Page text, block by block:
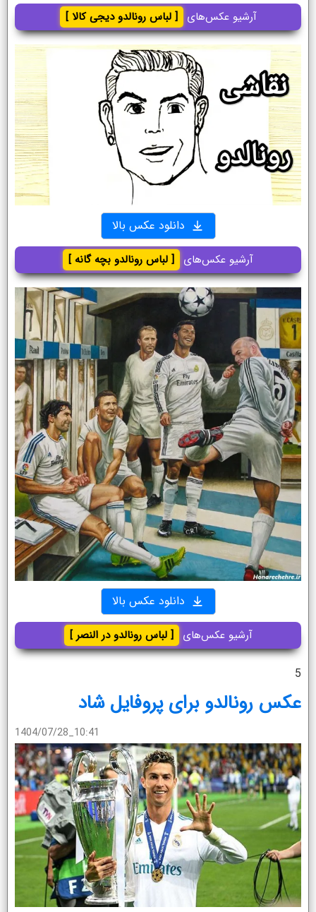
آرشیو عکس‌های [ لباس رونالدو دیجی کالا ]
دانلود عکس بالا
آرشیو عکس‌های [ لباس رونالدو بچه گانه ]
دانلود عکس بالا
آرشیو عکس‌های [ لباس رونالدو در النصر ]
5
عکس رونالدو برای پروفایل شاد
1404/07/28_10:41